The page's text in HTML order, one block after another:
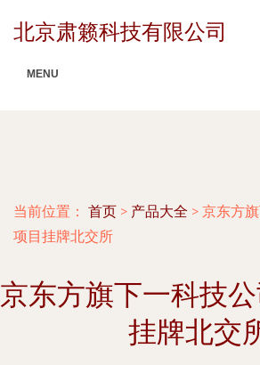
北京肃籁科技有限公司
MENU
当前位置： 首页 > 产品大全 > 京东方
项目挂牌北交所
京东方旗下一科技
挂牌北交